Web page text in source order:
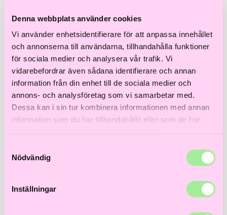
Denna webbplats använder cookies
Vi använder enhetsidentifierare för att anpassa innehållet
och annonserna till användarna, tillhandahålla funktioner
för sociala medier och analysera vår trafik. Vi
vidarebefordrar även sådana identifierare och annan
information från din enhet till de sociala medier och
annons- och analysföretag som vi samarbetar med.
Dessa kan i sin tur kombinera informationen med annan
information som du har tillhandahållit eller som de har
Nödvändig
Inställningar
Hem>Färgat hår>Hårfärg> Igora Vibrance 9,5-1 60ml